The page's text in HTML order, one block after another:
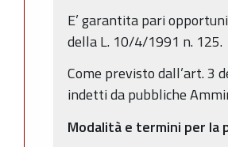
E’ garantita pari
della L. 10/4/1991 n. 125.
Come previsto dall’art. 3
indetti da pubbliche
Modalità e termini per la